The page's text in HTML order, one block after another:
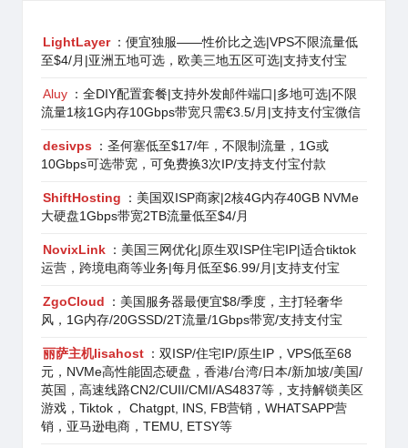
LightLayer ：便宜独服——性价比之选|VPS不限流量低
至$4/月|亚洲五地可选，欧美三地五区可选|支持支付宝
Aluy ：全DIY配置套餐|支持外发邮件端口|多地可选|不限
流量1核1G内存10Gbps带宽只需€3.5/月|支持支付宝微信
desivps
：圣何塞低至$17/年，不限制流量，1G或
10Gbps可选带宽，可免费换3次IP/支持支付宝付款
ShiftHosting
：美国双ISP商家|2核4G内存40GB NVMe
大硬盘1Gbps带宽2TB流量低至$4/月
NovixLink ：美国三网优化|原生双ISP住宅IP|适合tiktok
运营，跨境电商等业务|每月低至$6.99/月|支持支付宝
ZgoCloud
：美国服务器最便宜$8/季度，主打轻奢华
风，1G内存/20GSSD/2T流量/1Gbps带宽/支持支付宝
丽萨主机lisahost ：双ISP/住宅IP/原生IP，VPS低至68
元，NVMe高性能固态硬盘，香港/台湾/日本/新加坡/美国/
英国，高速线路CN2/CUII/CMI/AS4837等，支持解锁美区
游戏，Tiktok， Chatgpt, INS, FB营销，WHATSAPP营
销，亚马逊电商，TEMU, ETSY等